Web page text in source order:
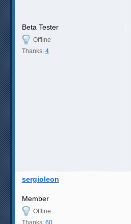
Beta Tester
Offline
Thanks: 4
sergioleon
Member
Offline
Thanks: 60